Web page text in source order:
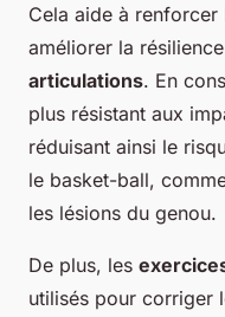
Cela aide à
améliorer la
articulations. En
plus résistant aux
réduisant ainsi le
le basket-ball,
les lésions du genou.
De plus, les
utilisés pour corriger